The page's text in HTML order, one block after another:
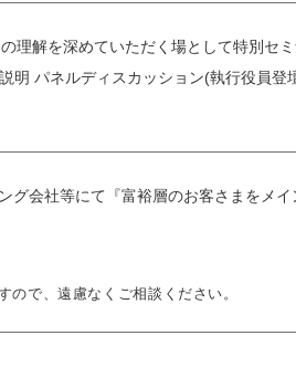
理解を深めていただく場として特別セ
パネルディスカッション(執行役員登
会社等にて『富裕層のお客さまをメ
で、遠慮なくご相談ください。